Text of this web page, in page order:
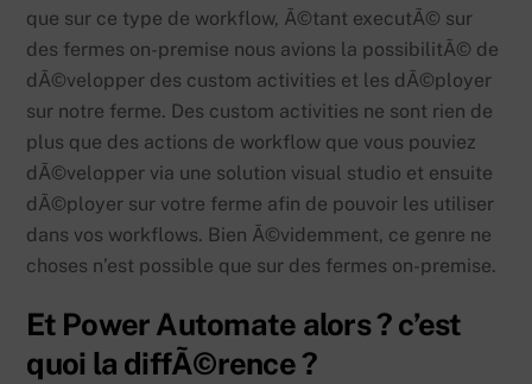
que sur ce type de workflow, Ã©tant executÃ© sur
des fermes on-premise nous avions la possibilitÃ© de
dÃ©velopper des custom activities et les dÃ©ployer
sur notre ferme. Des custom activities ne sont rien de
plus que des actions de workflow que vous pouviez
dÃ©velopper via une solution visual studio et ensuite
dÃ©ployer sur votre ferme afin de pouvoir les utiliser
dans vos workflows. Bien Ã©videmment, ce genre ne
choses n’est possible que sur des fermes on-premise.
Et Power Automate alors ? c’est
quoi la diffÃ©rence ?